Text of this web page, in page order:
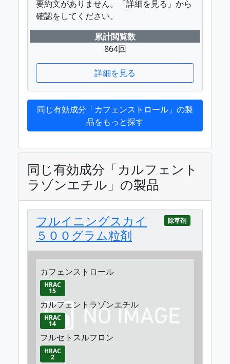
要約文がありません。「詳細を見る」から
確認をしてください。
累計閲覧数
864回
詳細を見る
同じ有効成分「カフェンストロール」の製
品をもっと探す
同じ有効成分「カルフェント
ラゾンエチル」の製品
フルイニングスカイ
５００グラム粒剤
除草剤
カフェンストロール
HRAC
15
カルフェントラゾンエチル
HRAC
14
フルセトスルフロン
HRAC
2